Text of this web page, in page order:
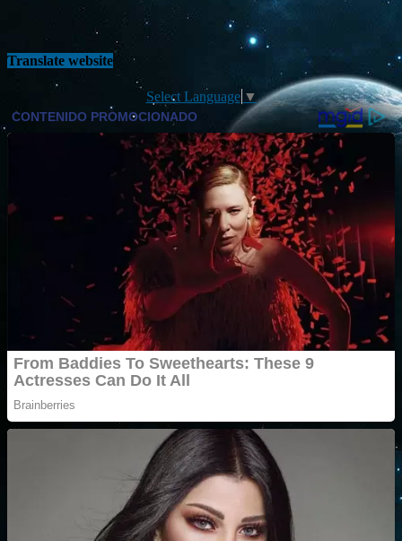
Translate website
Select Language ▼